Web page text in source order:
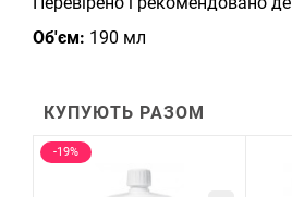
Об'єм: 190 мл
КУПУЮТЬ РАЗОМ
-19%